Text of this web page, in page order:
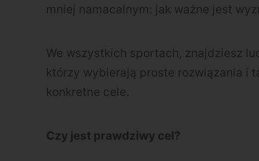
mniej namacalnym: jak ważne jest
We wszystkich sportach, znajdziesz
którzy wybierają proste rozwiązania i
konkretne cele.
Czy jest prawdziwy cel?